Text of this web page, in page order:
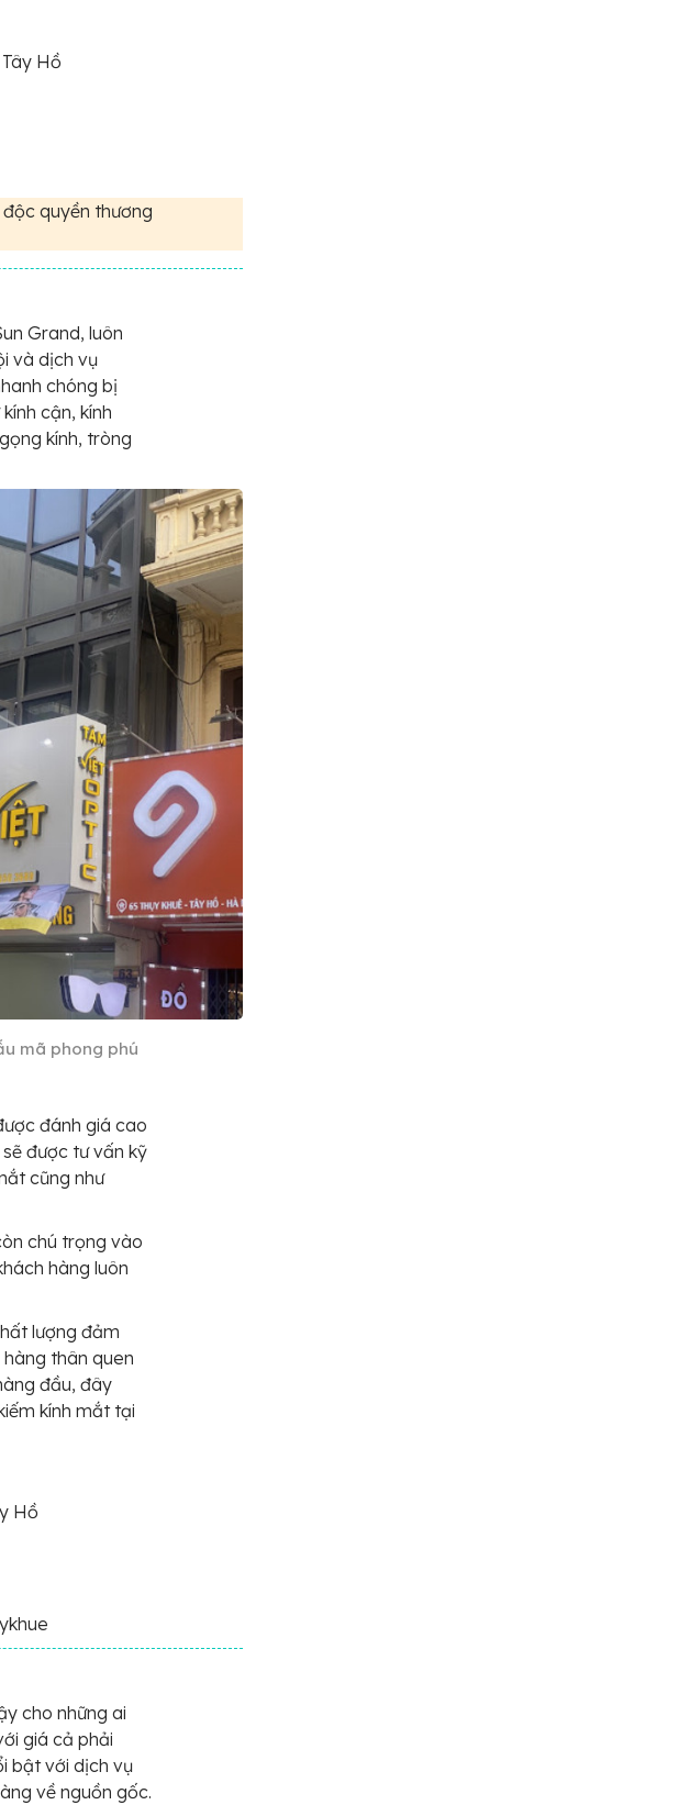
Hồ
độc quyền thương
Grand, luôn
và dịch vụ
chóng bị
cận, kính
kính, tròng
mã phong phú
đánh giá cao
được tư vấn kỹ
cũng như
chú trọng vào
hàng luôn
lượng đảm
thân quen
đầu, đây
kính mắt tại
Hồ
cho những ai
giá cả phải
bật với dịch vụ
về nguồn gốc.